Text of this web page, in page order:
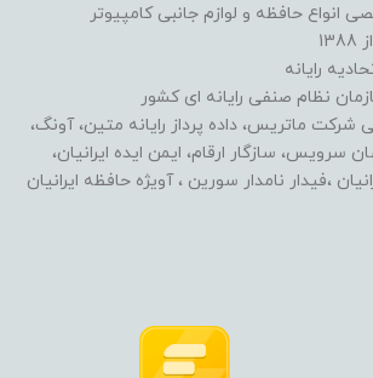
انواع حافظه و لوازم جانبی کامپیوتر
رایانه
نظام صنفی رایانه ای کشور
شرکت ماتریس، داده پرداز رایانه متین، آونگ،
سرویس، سازگار ارقام، ایمن ایده ایرانیان،
،فیدار نامدار سورین ، آویژه حافظه ایرانیان